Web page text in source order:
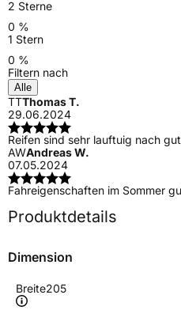
2 Sterne
0 %
1 Stern
0 %
Filtern nach
Alle
TTThomas T.
29.06.2024
Reifen sind sehr lauftuig nach
AWAndreas W.
07.05.2024
Fahreigenschaften im Sommer
Produktdetails
Dimension
Breite205